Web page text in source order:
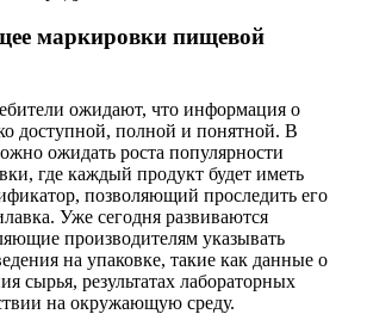
маркировки пищевой
ожидают, что информация о
доступной, полной и понятной. В
ожидать роста популярности
где каждый продукт будет иметь
позволяющий проследить его
Уже сегодня развиваются
производителям указывать
на упаковке, такие как данные о
сырья, результатах лабораторных
на окружающую среду.